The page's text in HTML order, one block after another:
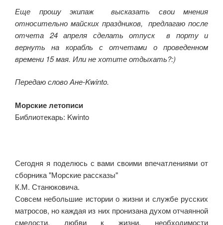
Еще прошу экипаж высказать свои мнения
относительно майских праздников, предлагаю после
отчета 24 апреля сделать отпуск в порту и
вернуть на корабль с отчетами о проведенном
времени 15 мая. Или не хотите отдыхать?:)
Передаю слово Ане-Kwinto.
Морские летописи
Библиотекарь: Kwinto
Сегодня я поделюсь с вами своими впечатлениями от
сборника "Морские рассказы"
К.М. Станюковича.
Совсем небольшие истории о жизни и службе русских
матросов, но каждая из них пронизана духом отчаянной
смелости, любви к жизни, необходимости